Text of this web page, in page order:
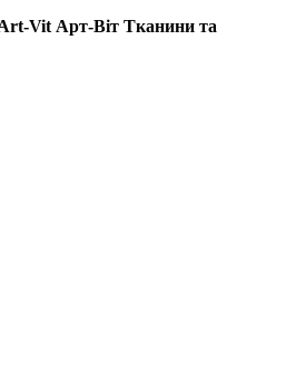
Vit Арт-Віт Тканини та